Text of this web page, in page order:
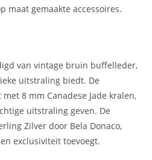
maat gemaakte accessoires.
van vintage bruin buffelleder,
uitstraling biedt. De
8 mm Canadese Jade kralen,
uitstraling geven. De
Zilver door Bela Donaco,
exclusiviteit toevoegt.